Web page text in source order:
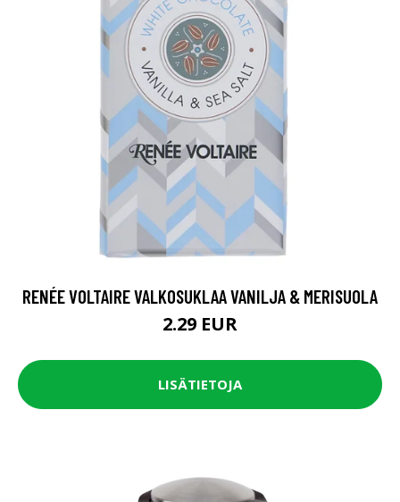
RENÉE VOLTAIRE VALKOSUKLAA VANILJA & MERISUOLA
2.29 EUR
LISÄTIETOJA